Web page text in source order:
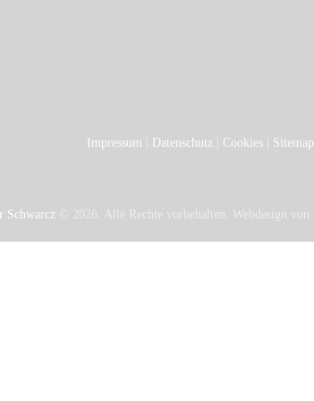
Impressum Datenschutz Cookies Sitemap
Schwarcz © 2026. Alle Rechte vorbehalten. Webdesign von